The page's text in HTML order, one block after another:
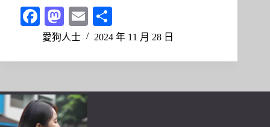
Fa
ce
M
as
n
E
m 享
愛狗人士 2024 年 11 月 28 日